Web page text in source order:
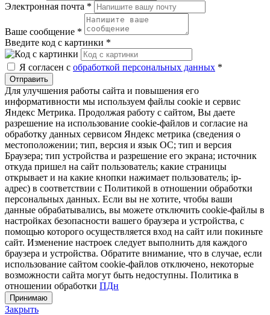
Электронная почта *
Ваше сообщение *
Введите код с картинки *
Я согласен с обработкой персональных данных *
Отправить
Для улучшения работы сайта и повышения его
информативности мы используем файлы cookie и сервис
Яндекс Метрика. Продолжая работу с сайтом, Вы даете
разрешение на использование cookie-файлов и согласие на
обработку данных сервисом Яндекс метрика (сведения о
местоположении; тип, версия и язык ОС; тип и версия
Браузера; тип устройства и разрешение его экрана; источник
откуда пришел на сайт пользователь; какие страницы
открывает и на какие кнопки нажимает пользователь; ip-
адрес) в соответствии с Политикой в отношении обработки
персональных данных. Если вы не хотите, чтобы ваши
данные обрабатывались, вы можете отключить cookie-файлы в
настройках безопасности вашего браузера и устройства, с
помощью которого осуществляется вход на сайт или покиньте
сайт. Изменение настроек следует выполнить для каждого
браузера и устройства. Обратите внимание, что в случае, если
использование сайтом cookie-файлов отключено, некоторые
возможности сайта могут быть недоступны. Политика в
отношении обработки ПДн
Принимаю
Закрыть